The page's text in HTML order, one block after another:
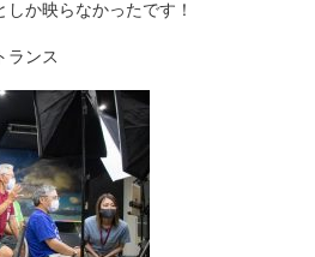
しか映らなかったです！
ランス